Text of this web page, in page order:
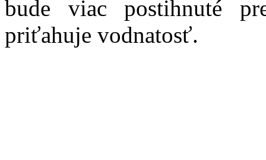
bude viac postihnuté
priťahuje vodnatosť.